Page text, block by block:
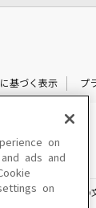
基づく表示
プ
掲載されている一切
on
ads and
on